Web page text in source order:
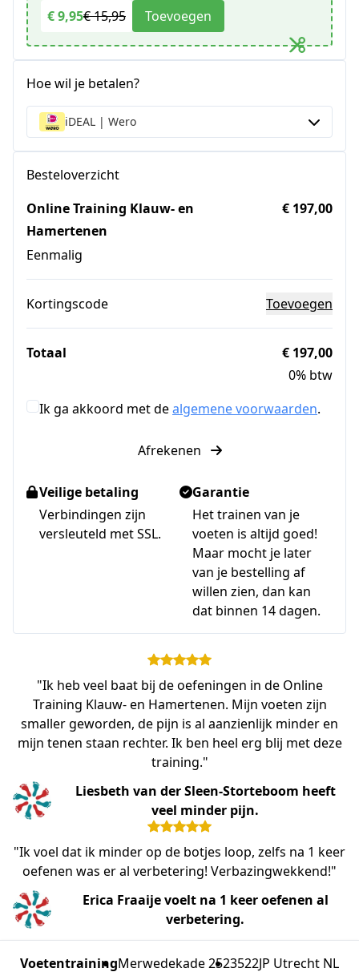
€ 9,95€ 15,95 Toevoegen
Hoe wil je betalen?
iDEAL | Wero
Besteloverzicht
Online Training Klauw- en
Hamertenen
Eenmalig
€ 197,00
Kortingscode Toevoegen
Totaal
€ 197,00
0% btw
Ik ga akkoord met dealgemene voorwaarden.
Afrekenen
Veilige betaling
Verbindingen zijn
versleuteld met SSL.
Garantie
Het trainen van je
voeten is altijd goed!
Maar mocht je later
van je bestelling af
willen zien, dan kan
dat binnen 14 dagen.
"Ik heb veel baat bij de oefeningen in de Online
Training Klauw- en Hamertenen. Mijn voeten zijn
smaller geworden, de pijn is al aanzienlijk minder en
mijn tenen staan rechter. Ik ben heel erg blij met deze
training."
Liesbeth van der Sleen-Storteboom heeft
veel minder pijn.
"Ik voel dat ik minder op de botjes loop, zelfs na 1 keer
oefenen was er al verbetering! Verbazingwekkend!"
Erica Fraaije voelt na 1 keer oefenen al
verbetering.
VoetentrainingMerwedekade 2523522JP Utrecht NL